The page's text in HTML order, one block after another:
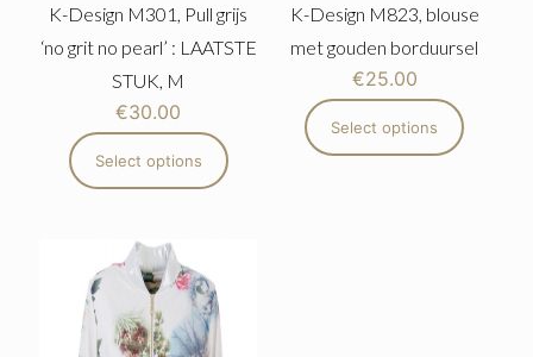
K-Design M301, Pull grijs
‘no grit no pearl’ : LAATSTE
STUK, M
€30.00
Select options
K-Design M823, blouse
met gouden borduursel
€25.00
Select options